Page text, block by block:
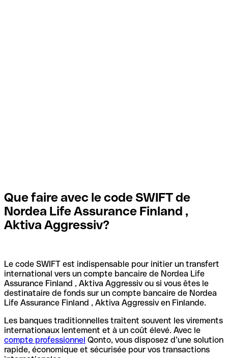
Que faire avec le code SWIFT de
Nordea Life Assurance Finland ,
Aktiva Aggressiv?
Le code SWIFT est indispensable pour initier un transfert
international vers un compte bancaire de Nordea Life
Assurance Finland , Aktiva Aggressiv ou si vous êtes le
destinataire de fonds sur un compte bancaire de Nordea
Life Assurance Finland , Aktiva Aggressiv en Finlande.
Les banques traditionnelles traitent souvent les virements
internationaux lentement et à un coût élevé. Avec le
compte professionnel Qonto, vous disposez d’une solution
rapide, économique et sécurisée pour vos transactions